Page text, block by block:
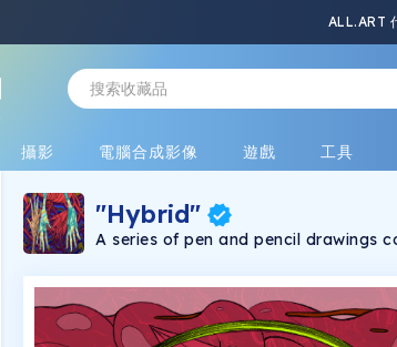
ALL.ART
攝影 電腦合成影像 遊戲 工具
"Hybrid"
A series of pen and pencil drawings